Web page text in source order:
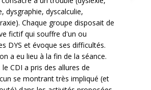
dysgraphie, dyscalculie,
Chaque groupe disposait de
fictif qui souffre d'un ou
DYS et évoque ses difficultés.
a eu lieu à la fin de la séance.
CDI a pris des allures de
se montrant très impliqué (et